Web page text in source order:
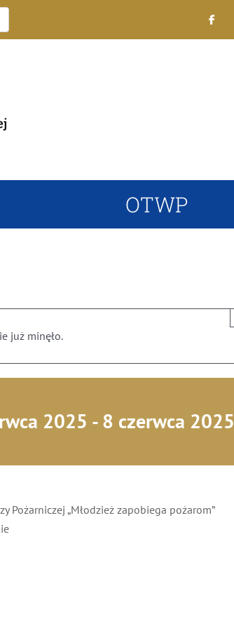
OTWP
już minęło.
2025 -8 czerwca 2025
Pożarniczej„Młodzież zapobiega pożarom”